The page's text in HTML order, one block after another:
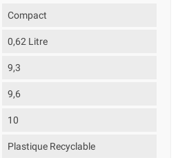
Compact
0,62 Litre
9,3
9,6
10
Plastique Recyclable